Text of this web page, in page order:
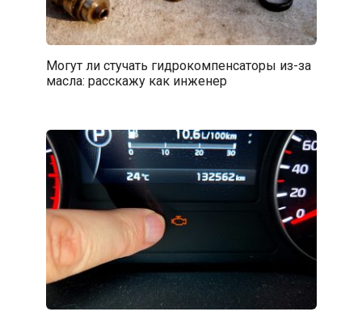
Могут ли стучать гидрокомпенсаторы из-за
масла: расскажу как инженер